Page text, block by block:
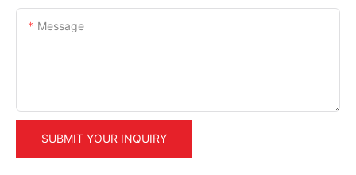
Message
SUBMIT YOUR INQUIRY